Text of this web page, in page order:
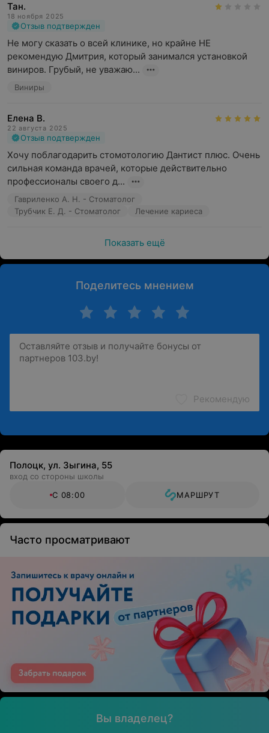
Тан.
18 ноября 2025
Отзыв подтвержден
Не могу сказать о всей клинике, но крайне НЕ
рекомендую Дмитрия, который занимался установкой
виниров. Грубый, не уважаю...
Виниры
Елена В.
22 августа 2025
Отзыв подтвержден
Хочу поблагодарить стомотологию Дантист плюс. Очень
сильная команда врачей, которые действительно
профессионалы своего д...
Гавриленко А. Н. - Стоматолог
Трубчик Е. Д. - Стоматолог
Лечение кариеса
Показать ещё
Поделитесь мнением
Рекомендую
Полоцк, ул. Зыгина, 55
вход со стороны школы
С 08:00
МАРШРУТ
Часто просматривают
Вы владелец?